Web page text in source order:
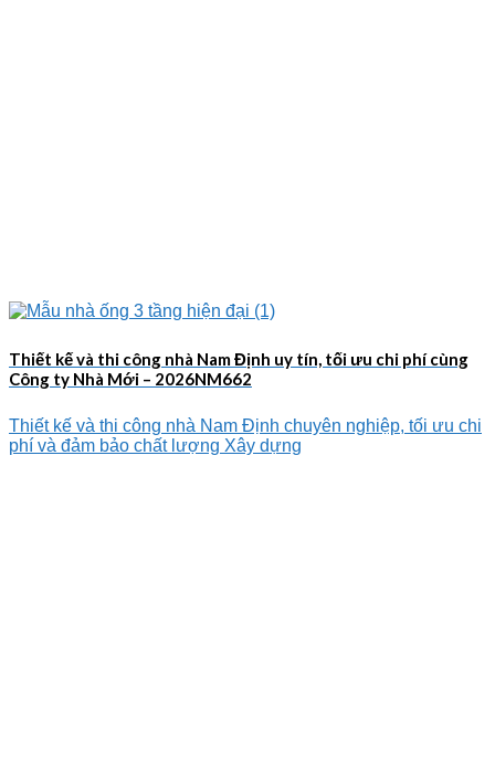
Thiết kế và thi công nhà Nam Định uy tín, tối ưu chi phí cùng
Công ty Nhà Mới – 2026NM662
Thiết kế và thi công nhà Nam Định chuyên nghiệp, tối ưu chi
phí và đảm bảo chất lượng Xây dựng